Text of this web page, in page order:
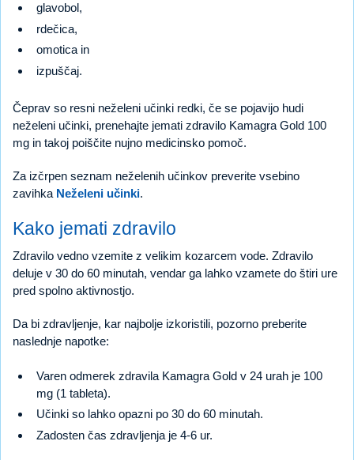
glavobol,
rdečica,
omotica in
izpuščaj.
Čeprav so resni neželeni učinki redki, če se pojavijo hudi
neželeni učinki, prenehajte jemati zdravilo Kamagra Gold 100
mg in takoj poiščite nujno medicinsko pomoč.
Za izčrpen seznam neželenih učinkov preverite vsebino
zavihka Neželeni učinki.
Kako jemati zdravilo
Zdravilo vedno vzemite z velikim kozarcem vode. Zdravilo
deluje v 30 do 60 minutah, vendar ga lahko vzamete do štiri ure
pred spolno aktivnostjo.
Da bi zdravljenje, kar najbolje izkoristili, pozorno preberite
naslednje napotke:
Varen odmerek zdravila Kamagra Gold v 24 urah je 100
mg (1 tableta).
Učinki so lahko opazni po 30 do 60 minutah.
Zadosten čas zdravljenja je 4-6 ur.